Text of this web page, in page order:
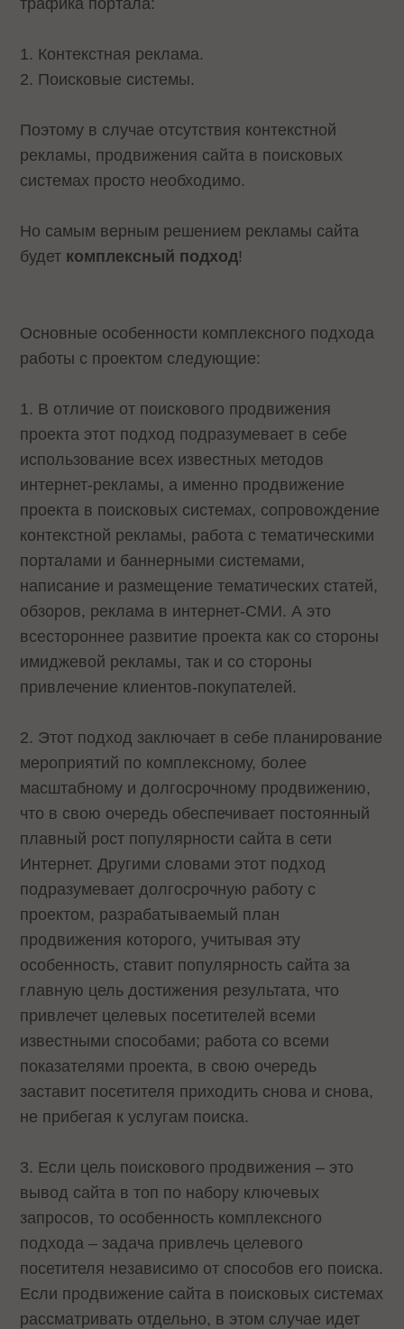
трафика портала:
1. Контекстная реклама.
2. Поисковые системы.
Поэтому в случае отсутствия контекстной
рекламы, продвижения сайта в поисковых
системах просто необходимо.
Но самым верным решением рекламы сайта
будет комплексный подход!
Основные особенности комплексного подхода
работы с проектом следующие:
1. В отличие от поискового продвижения
проекта этот подход подразумевает в себе
использование всех известных методов
интернет-рекламы, а именно продвижение
проекта в поисковых системах, сопровождение
контекстной рекламы, работа с тематическими
порталами и баннерными системами,
написание и размещение тематических статей,
обзоров, реклама в интернет-СМИ. А это
всестороннее развитие проекта как со стороны
имиджевой рекламы, так и со стороны
привлечение клиентов-покупателей.
2. Этот подход заключает в себе планирование
мероприятий по комплексному, более
масштабному и долгосрочному продвижению,
что в свою очередь обеспечивает постоянный
плавный рост популярности сайта в сети
Интернет. Другими словами этот подход
подразумевает долгосрочную работу с
проектом, разрабатываемый план
продвижения которого, учитывая эту
особенность, ставит популярность сайта за
главную цель достижения результата, что
привлечет целевых посетителей всеми
известными способами; работа со всеми
показателями проекта, в свою очередь
заставит посетителя приходить снова и снова,
не прибегая к услугам поиска.
3. Если цель поискового продвижения – это
вывод сайта в топ по набору ключевых
запросов, то особенность комплексного
подхода – задача привлечь целевого
посетителя независимо от способов его поиска.
Если продвижение сайта в поисковых системах
рассматривать отдельно, в этом случае идет